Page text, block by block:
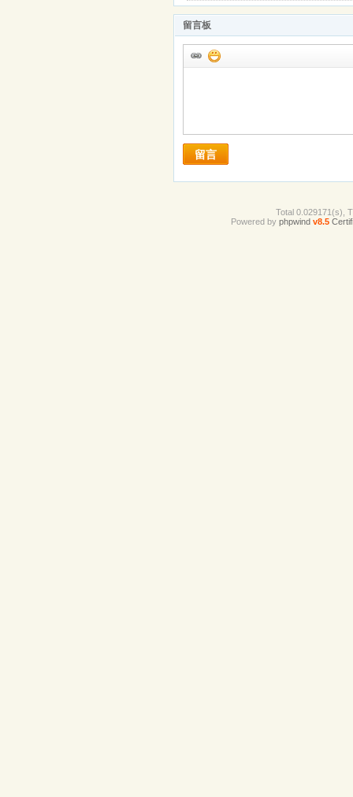
留言板
留言
Total 0.029171(s),
Powered by phpwind v8.5